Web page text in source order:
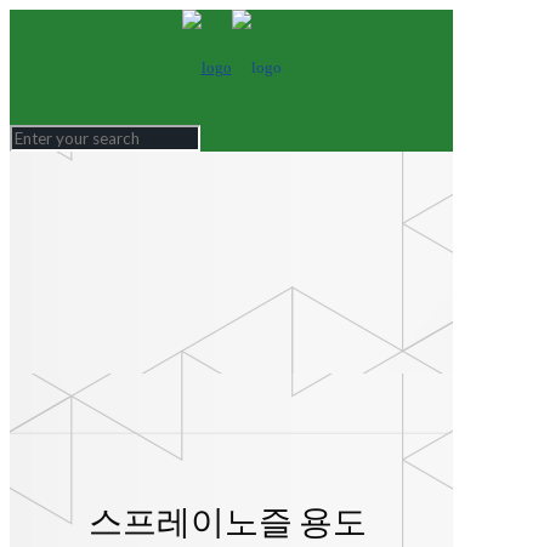
스프레이노즐 용도